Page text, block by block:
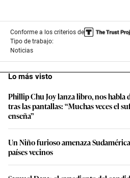
Conforme a los criterios de
Tipo de trabajo:
Noticias
Lo más visto
Phillip Chu Joy lanza libro, nos habla
tras las pantallas: “Muchas veces el
enseña”
Un Niño furioso amenaza
países vecinos